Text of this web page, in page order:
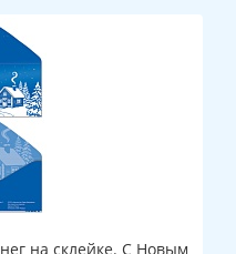
на склейке. С Новым